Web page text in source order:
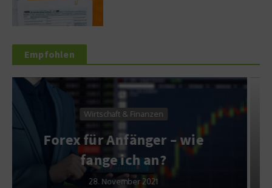
Empfohlen
Service & Wissen
Amazon bleibt die
wertvollste Marke der Welt
1. Juli 2020